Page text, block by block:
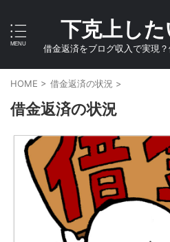
下克上した
借金返済をブログ収入で実現
HOME > 借金返済の状況 >
借金返済の状況